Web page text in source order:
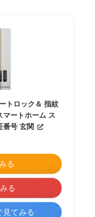
トロック＆ 指紋
マートホーム ス
番号 玄関
る
る
見てみる